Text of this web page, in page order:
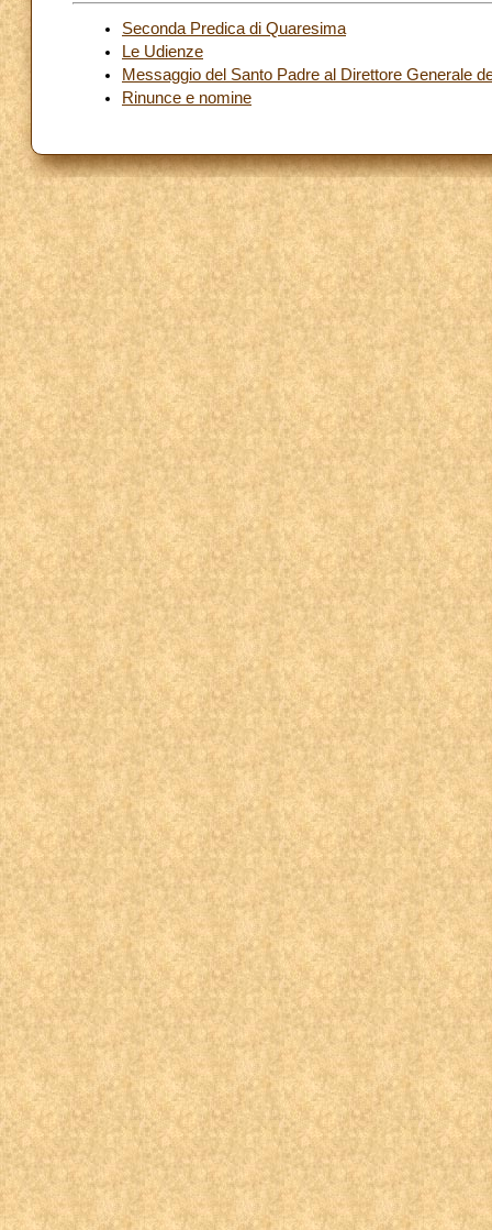
Seconda Predica di Quaresima
Le Udienze
Messaggio del Santo Padre al Direttore Generale
Rinunce e nomine